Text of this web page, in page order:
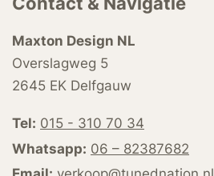
Maxton Design NL
Overslagweg 5
2645 EK Delfgauw
Tel: 015 - 310 70 34
Whatsapp: 06 – 82387682